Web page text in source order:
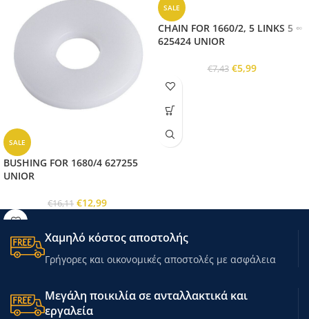
SALE
BUSHING FOR 1680/4 627255
UNIOR
€16,11 €12,99
SALE
CHAIN FOR 1660/2, 5 LINKS 5 ∞
625424 UNIOR
€7,43 €5,99
Χαμηλό κόστος αποστολής
Γρήγορες και οικονομικές αποστολές με ασφάλεια
Μεγάλη ποικιλία σε ανταλλακτικά και
εργαλεία